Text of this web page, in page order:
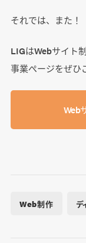
それでは、また！
LIGはWebサイト
事業ぺージをぜひ
Web
Web制作 デ